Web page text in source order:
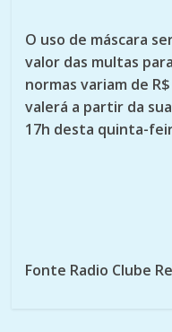
O uso de máscara
valor das multas
normas variam de
valerá a partir da
17h desta quinta-
Fonte Radio Clube